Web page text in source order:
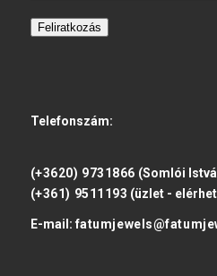
Feliratkozás
Telefonszám:
(+3620) 9731866 (Somlói
(+361) 9511193 (üzlet -
E-mail: